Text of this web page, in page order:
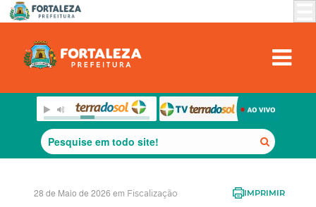
28 de Maio de 2026 em Fiscalização IMPRIMIR